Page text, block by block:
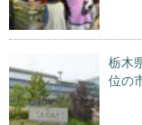
栃木
位の